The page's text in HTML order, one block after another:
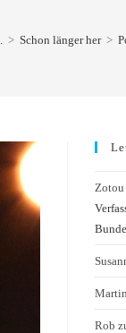
> Schon länger her >
Rob